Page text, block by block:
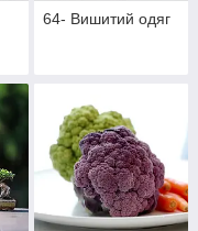
64- Вишитий одяг